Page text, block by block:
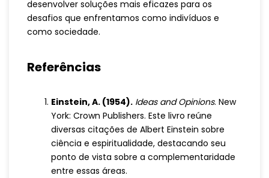
desenvolver soluções mais eficazes para os
desafios que enfrentamos como indivíduos e
como sociedade.
Referências
Einstein, A. (1954). Ideas and Opinions. New
York: Crown Publishers. Este livro reúne
diversas citações de Albert Einstein sobre
ciência e espiritualidade, destacando seu
ponto de vista sobre a complementaridade
entre essas áreas.